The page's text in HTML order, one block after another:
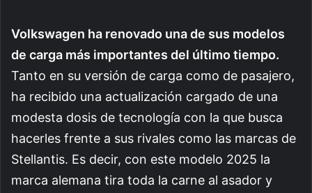
Volkswagen ha renovado una de sus modelos
de carga más importantes del último tiempo.
Tanto en su versión de carga como de pasajero,
ha recibido una actualización cargado de una
modesta dosis de tecnología con la que busca
hacerles frente a sus rivales como las marcas de
Stellantis. Es decir, con este modelo 2025 la
marca alemana tira toda la carne al asador y